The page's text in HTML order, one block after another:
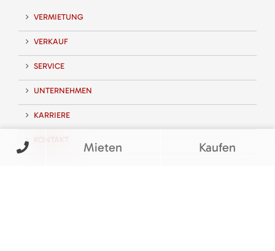
VERMIETUNG
VERKAUF
SERVICE
UNTERNEHMEN
KARRIERE
KONTAKT
Mieten Kaufen